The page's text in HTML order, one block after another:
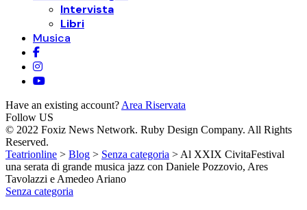
Intervista
Libri
Musica
Have an existing account? Area Riservata
Follow US
© 2022 Foxiz News Network. Ruby Design Company. All Rights
Reserved.
Teatrionline > Blog > Senza categoria > Al XXIX CivitaFestival
una serata di grande musica jazz con Daniele Pozzovio, Ares
Tavolazzi e Amedeo Ariano
Senza categoria